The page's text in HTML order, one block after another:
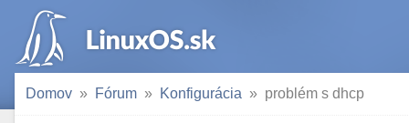
Domov Fórum Konfigurácia problém s dhcp